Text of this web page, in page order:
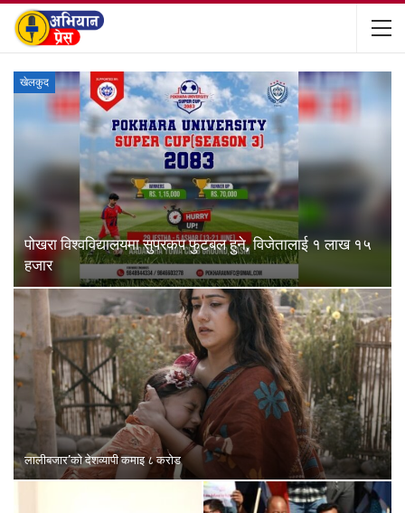
खेलकुद
पोखरा विश्वविद्यालयमा सुपरकप फुटबल हुने, विजेतालाई १ लाख १५
हजार
लालीबजार’को देशव्यापी कमाइ ८ करोड